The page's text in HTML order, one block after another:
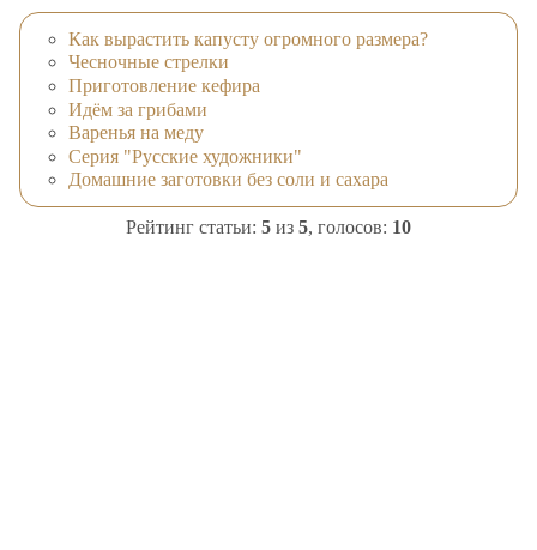
Как вырастить капусту огромного размера?
Чесночные стрелки
Приготовление кефира
Идём за грибами
Варенья на меду
Серия "Русские художники"
Домашние заготовки без соли и сахара
Рейтинг статьи: 5 из 5, голосов: 10